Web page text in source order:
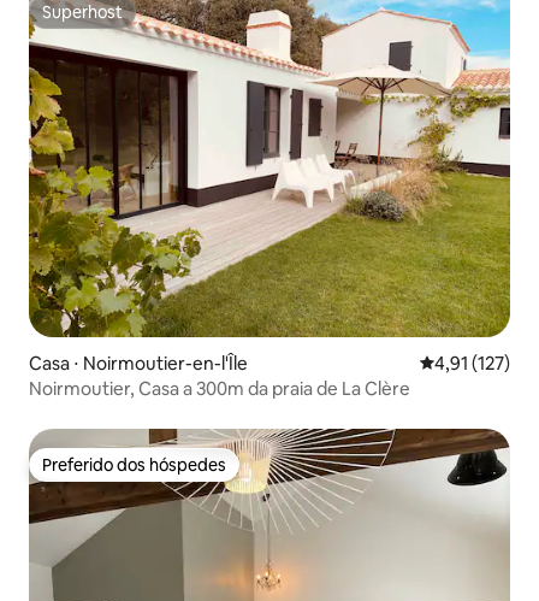
Superhost
Superhost
Casa ⋅ Noirmoutier-en-l'Île 4,91 de uma
4,91 (127)
Noirmoutier, Casa a 300m da praia de La Clère
Preferido dos hóspedes
Preferido dos hóspedes